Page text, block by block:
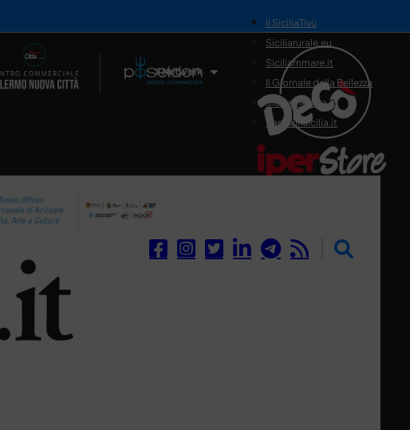
Il Network
il SiciliaTivù
Siciliarurale.eu
Siciliammare.it
Il Giornale della Bellezza
Siciliamedica.it
Sanitainsicilia.it